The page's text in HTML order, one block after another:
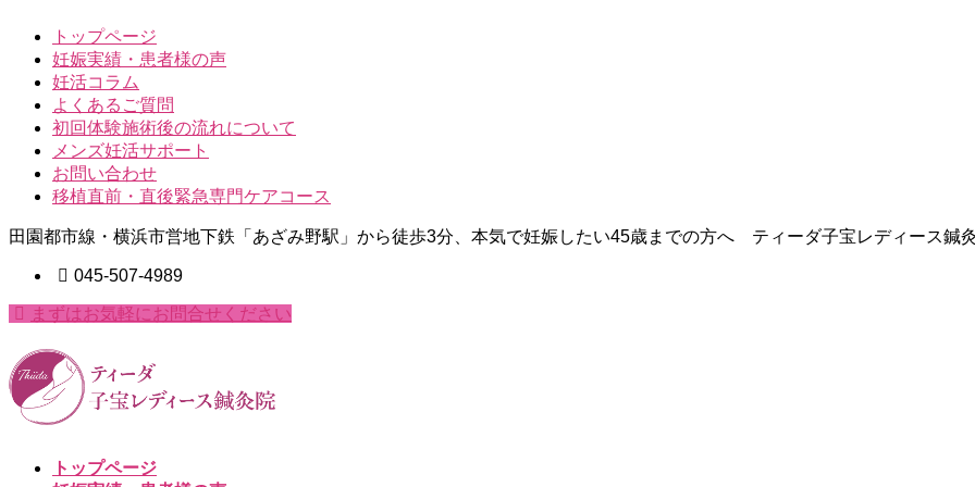
トップページ
妊娠実績・患者様の声
妊活コラム
よくあるご質問
初回体験施術後の流れについて
メンズ妊活サポート
お問い合わせ
移植直前・直後緊急専門ケアコース
田園都市線・横浜市営地下鉄「あざみ野駅」から徒歩3分、本気で妊娠したい45歳までの方へ ティーダ子宝レディース鍼
045-507-4989
まずはお気軽にお問合せください
トップページ